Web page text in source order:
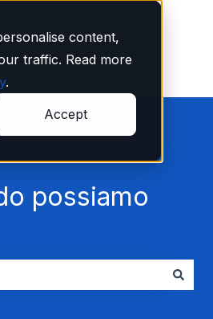
content,
traffic. Read more
.
Accept
possiamo